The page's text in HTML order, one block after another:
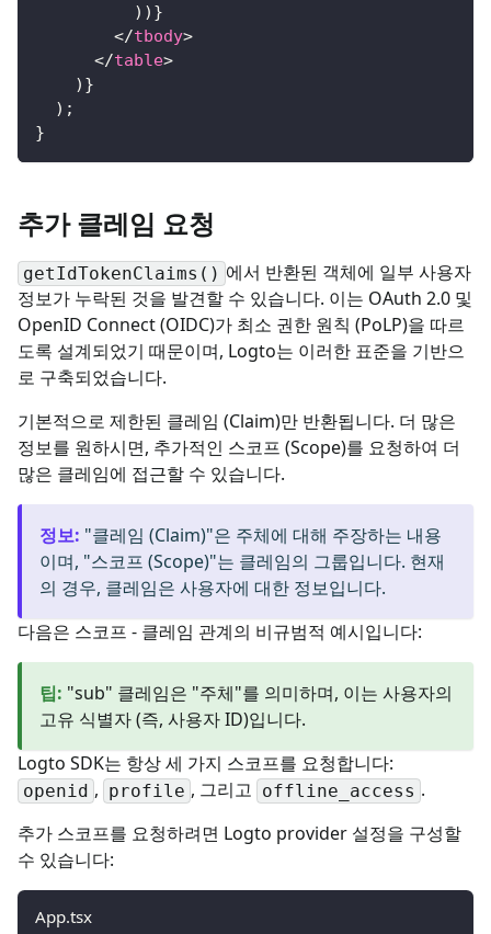
) ) }
</tbody>
</table>
) }
) ;
}
추가 클레임 요청
getIdTokenClaims() 에서 반환된 객체에 일부 사용자
정보가 누락된 것을 발견할 수 있습니다. 이는 OAuth 2.0 및
OpenID Connect (OIDC)가 최소 권한 원칙 (PoLP)을 따르
도록 설계되었기 때문이며, Logto는 이러한 표준을 기반으
로 구축되었습니다.
기본적으로 제한된 클레임 (Claim)만 반환됩니다. 더 많은
정보를 원하시면, 추가적인 스코프 (Scope)를 요청하여 더
많은 클레임에 접근할 수 있습니다.
정보: "클레임 (Claim)"은 주체에 대해 주장하는 내용
이며, "스코프 (Scope)"는 클레임의 그룹입니다. 현재
의 경우, 클레임은 사용자에 대한 정보입니다.
다음은 스코프 - 클레임 관계의 비규범적 예시입니다:
팁: "sub" 클레임은 "주체"를 의미하며, 이는 사용자의
고유 식별자 (즉, 사용자 ID)입니다.
Logto SDK는 항상 세 가지 스코프를 요청합니다:
openid , profile , 그리고 offline_access .
추가 스코프를 요청하려면 Logto provider 설정을 구성할
수 있습니다:
App.tsx